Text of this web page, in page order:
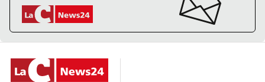
APP
Android
Apple